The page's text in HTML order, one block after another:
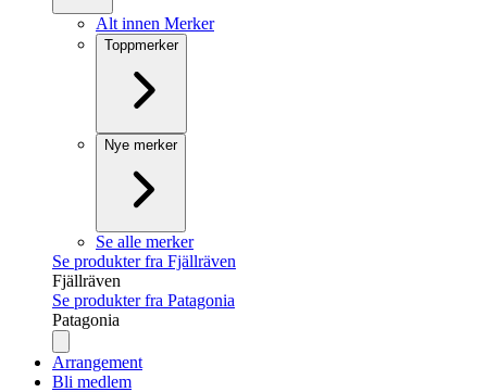
Alt innen Merker
Toppmerker
Nye merker
Se alle merker
Se produkter fra Fjällräven
Fjällräven
Se produkter fra Patagonia
Patagonia
Arrangement
Bli medlem